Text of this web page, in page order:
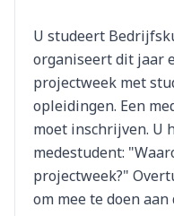
U studeert
organiseert dit jaar
projectweek met
opleidingen. Een
moet inschrijven. U
medestudent:
projectweek?"
om mee te doen